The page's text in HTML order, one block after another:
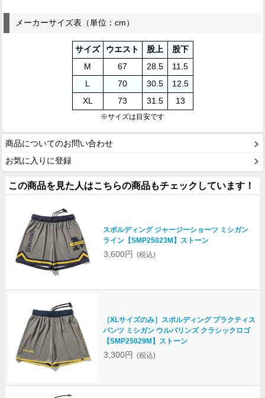
メーカーサイズ表（単位：cm）
サイズ ウエスト 股上
股下
M
67 28.5
11.5
L
70 30.5
12.5
XL
73 31.5 13
※サイズは目安です
商品についてのお問い合わせ
お気に入りに登録
この商品を見た人はこちらの商品もチェックしています！
スポルディング ジャージーショーツ ミシガン
ライン【SMP25023M】ストーン
3,600円 (税込)
［XLサイズのみ］スポルディング プラクティス
パンツ ミシガン ウルバリンズ クラシックロゴ
【SMP25029M】ストーン
3,300円 (税込)